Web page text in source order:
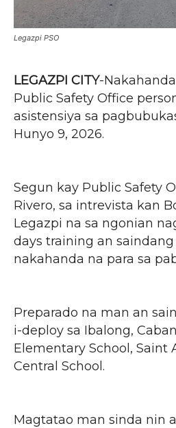
Legazpi PSO
LEGAZPI CITY-
Public Safety Office
asistensiya sa
Hunyo 9, 2026.
Segun kay Public Safety
Rivero, sa intrevista kan
Legazpi na sa ngonian
days training an
nakahanda na para sa
Preparado na man an
i-deploy sa Ibalong,
Elementary School, Saint
Central School.
Magtatao man sinda nin